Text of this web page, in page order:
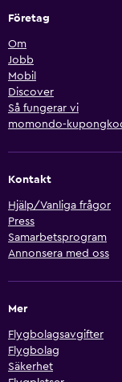
Företag
Om
Jobb
Mobil
Discover
Så fungerar vi
momondo-
Kontakt
Hjälp/Vanliga frågor
Press
Samarbetsprogram
Annonsera med oss
Mer
Flygbolagsavgifter
Flygbolag
Säkerhet